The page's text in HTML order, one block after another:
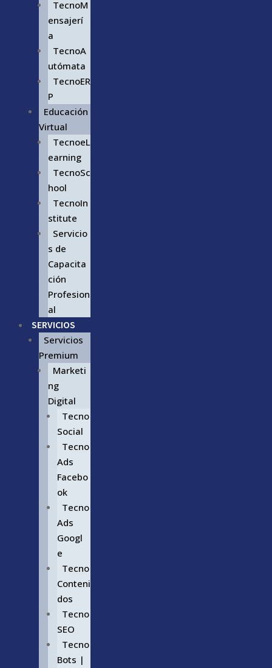
TecnoM
ensajerí
a
TecnoA
utómata
TecnoER
P
Educación
Virtual
TecnoeL
earning
TecnoSc
hool
TecnoIn
stitute
Servicio
s de
Capacita
ción
Profesion
al
SERVICIOS
Servicios
Premium
Marketi
ng
Digital
Tecno
Social
Tecno
Ads
Facebo
ok
Tecno
Ads
Googl
e
Tecno
Conteni
dos
Tecno
SEO
Tecno
Bots |